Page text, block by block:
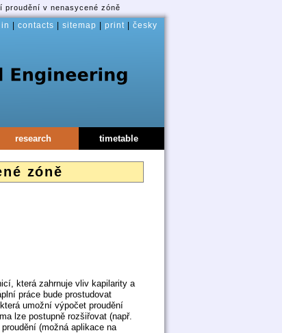
proudění v nenasycené zóně
zóně
která zahrnuje vliv kapilarity a
práce bude prostudovat
umožní výpočet proudění
lze postupně rozšiřovat (např.
(možná aplikace na
in contacts sitemap print česky
research timetable